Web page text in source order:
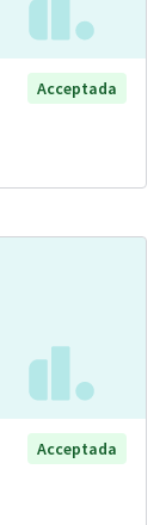
Acceptada
Acceptada